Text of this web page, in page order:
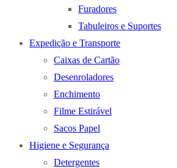
Furadores
Tabuleiros e Suportes
Expedição e Transporte
Caixas de Cartão
Desenroladores
Enchimento
Filme Estirável
Sacos Papel
Higiene e Segurança
Detergentes